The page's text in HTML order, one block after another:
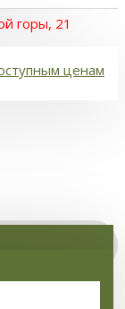
горы, 21